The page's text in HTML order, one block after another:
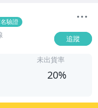
驗證
追蹤
未出貨率
20%